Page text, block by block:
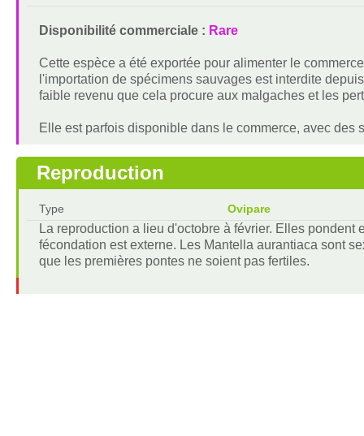
Disponibilité commerciale : Rare
Cette espèce a été exportée pour alimenter le
l'importation de spécimens sauvages est interdite
faible revenu que cela procure aux malgaches et les
Elle est parfois disponible dans le commerce, avec des
Reproduction
Type Ovipare
La reproduction a lieu d'octobre à février. Elles
fécondation est externe. Les Mantella aurantiaca sont
que les premières pontes ne soient pas fertiles.